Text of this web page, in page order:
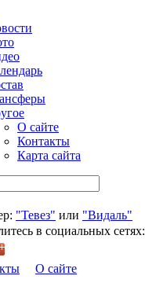
О сайте
Контакты
Карта сайта
"Тевез" или "Видаль"
в социальных сетях:
О сайте